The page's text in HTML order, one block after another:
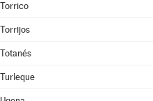
Torrico
Torrijos
Totanés
Turleque